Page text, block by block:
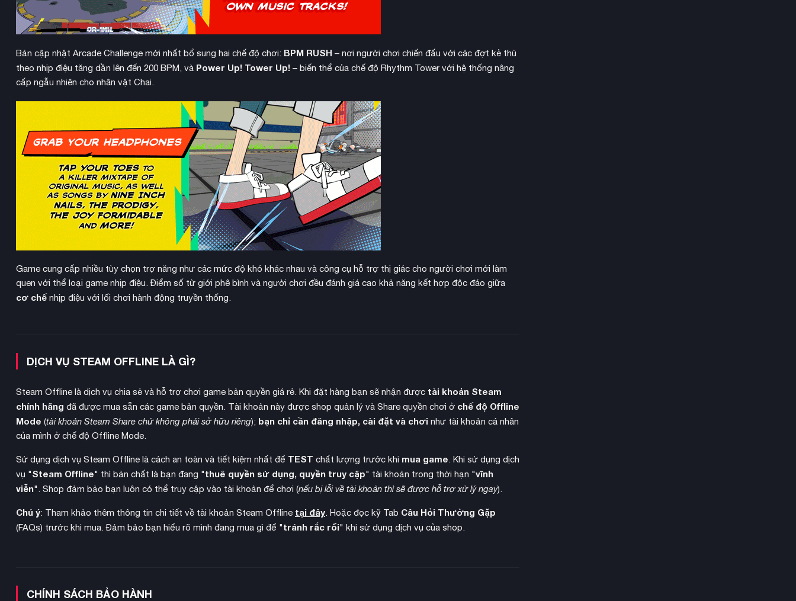
Bản cập nhật Arcade Challenge mới nhất bổ sung hai chế độ chơi: BPM RUSH – nơi người chơi chiến đấu với các đợt kẻ thù
theo nhịp điệu tăng dần lên đến 200 BPM, và Power Up! Tower Up! – biến thể của chế độ Rhythm Tower với hệ thống nâng
cấp ngẫu nhiên cho nhân vật Chai.
Game cung cấp nhiều tùy chọn trợ năng như các mức độ khó khác nhau và công cụ hỗ trợ thị giác cho người chơi mới làm
quen với thể loại game nhịp điệu. Điểm số từ giới phê bình và người chơi đều đánh giá cao khả năng kết hợp độc đáo giữa
cơ chế nhịp điệu với lối chơi hành động truyền thống.
DỊCH VỤ STEAM OFFLINE LÀ GÌ?
Steam Offline là dịch vụ chia sẻ và hỗ trợ chơi game bản quyền giá rẻ. Khi đặt hàng bạn sẽ nhận được tài khoản Steam
chính hãng đã được mua sẵn các game bản quyền. Tài khoản này được shop quản lý và Share quyền chơi ở chế độ Offline
Mode (tài khoản Steam Share chứ không phải sở hữu riêng); bạn chỉ cần đăng nhập, cài đặt và chơi như tài khoản cá nhân
của mình ở chế độ Offline Mode.
Sử dụng dịch vụ Steam Offline là cách an toàn và tiết kiệm nhất để TEST chất lượng trước khi mua game. Khi sử dụng dịch
vụ "Steam Offline" thì bản chất là bạn đang "thuê quyền sử dụng, quyền truy cập" tài khoản trong thời hạn "vĩnh
viễn". Shop đảm bảo bạn luôn có thể truy cập vào tài khoản để chơi (nếu bị lỗi về tài khoản thì sẽ được hỗ trợ xử lý ngay).
Chú ý: Tham khảo thêm thông tin chi tiết về tài khoản Steam Offline tại đây. Hoặc đọc kỹ Tab Câu Hỏi Thường Gặp
(FAQs) trước khi mua. Đảm bảo bạn hiểu rõ mình đang mua gì để "tránh rắc rối" khi sử dụng dịch vụ của shop.
CHÍNH SÁCH BẢO HÀNH